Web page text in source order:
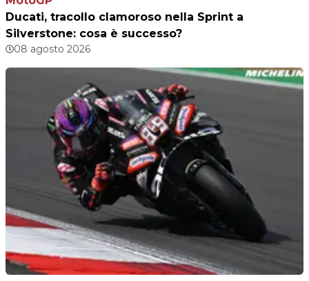
Ducati, tracollo clamoroso nella Sprint a
Silverstone: cosa è successo?
08 agosto 2026